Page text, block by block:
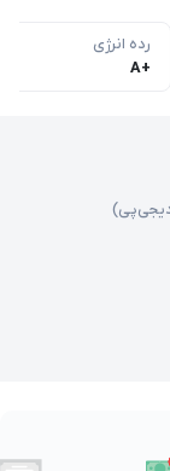
رده انرژی
+A
دیجی‌پی)